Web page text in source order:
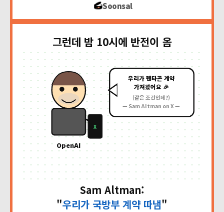
Soonsal
그런데 밤 10시에 반전이 옴
X
우리가 펜타곤 계약
가져왔어요 🎉
(같은 조건인데?)
— Sam Altman on X —
OpenAI
Sam Altman:
"우리가 국방부 계약 따냄"